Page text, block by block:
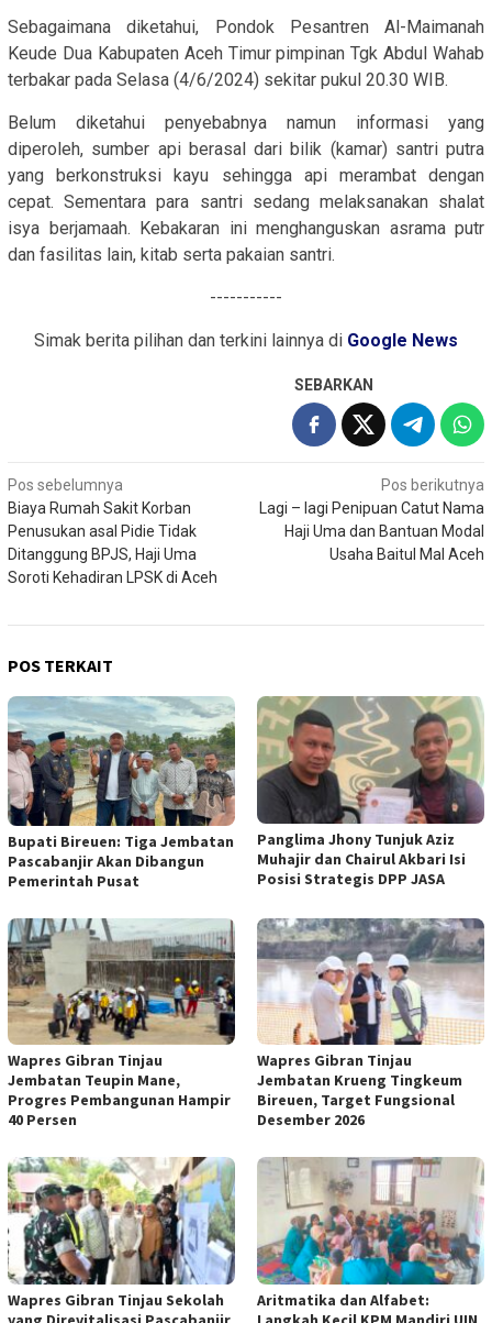
Sebagaimana diketahui, Pondok Pesantren Al-Maimanah
Keude Dua Kabupaten Aceh Timur pimpinan Tgk Abdul Wahab
terbakar pada Selasa (4/6/2024) sekitar pukul 20.30 WIB.
Belum diketahui penyebabnya namun informasi yang
diperoleh, sumber api berasal dari bilik (kamar) santri putra
yang berkonstruksi kayu sehingga api merambat dengan
cepat. Sementara para santri sedang melaksanakan shalat
isya berjamaah. Kebakaran ini menghanguskan asrama putr
dan fasilitas lain, kitab serta pakaian santri.
-----------
Simak berita pilihan dan terkini lainnya di Google News
SEBARKAN
Navigasi
pos
Pos sebelumnya
Biaya Rumah Sakit Korban
Penusukan asal Pidie Tidak
Ditanggung BPJS, Haji Uma
Soroti Kehadiran LPSK di Aceh
Pos berikutnya
Lagi – lagi Penipuan Catut Nama
Haji Uma dan Bantuan Modal
Usaha Baitul Mal Aceh
POS TERKAIT
Bupati Bireuen: Tiga Jembatan
Pascabanjir Akan Dibangun
Pemerintah Pusat
Panglima Jhony Tunjuk Aziz
Muhajir dan Chairul Akbari Isi
Posisi Strategis DPP JASA
Wapres Gibran Tinjau
Jembatan Teupin Mane,
Progres Pembangunan Hampir
40 Persen
Wapres Gibran Tinjau
Jembatan Krueng Tingkeum
Bireuen, Target Fungsional
Desember 2026
Wapres Gibran Tinjau Sekolah
Aritmatika dan Alfabet: